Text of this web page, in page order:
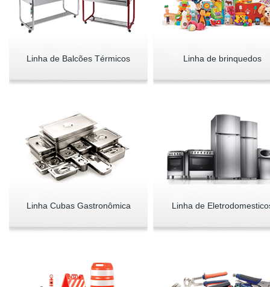
Linha de Balcões Térmicos Linha de brinquedos
Linha Cubas Gastronômica Linha de